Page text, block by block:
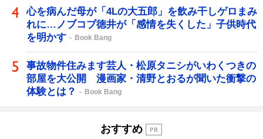
心を病んだ母が「4Lの大五郎」を飲み干しゲロまみ
れに…ノブコブ徳井が「感情を失くした」子供時代
を明かす
Book Bang
事故物件住みます芸人・松原タニシがいわくつきの
部屋を大公開 漫画家・清野とおるが聞いた衝撃の
体験とは？
Book Bang
おすすめ